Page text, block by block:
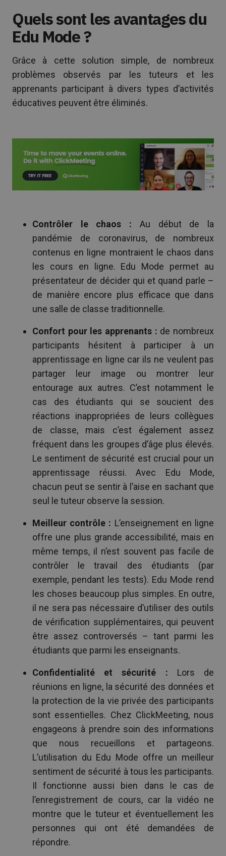
Quels sont les avantages du
Edu Mode ?
Grâce à cette solution simple, de nombreux
problèmes observés par les tuteurs et les
apprenants participant à divers types d’activités
éducatives peuvent être éliminés.
Contrôler le chaos : Au début de la
pandémie de coronavirus, de nombreux
contenus en ligne montraient le chaos dans
les cours en ligne. Edu Mode permet au
présentateur de décider qui et quand parle –
de manière encore plus efficace que dans
une salle de classe traditionnelle.
Confort pour les apprenants : de nombreux
participants hésitent à participer à un
apprentissage en ligne car ils ne veulent pas
partager leur image ou montrer leur
entourage aux autres. C’est notamment le
cas des étudiants qui se soucient des
réactions inappropriées de leurs collègues
de classe, mais c’est également assez
fréquent dans les groupes d’âge plus élevés.
Le sentiment de sécurité est crucial pour un
apprentissage réussi. Avec Edu Mode,
chacun peut se sentir à l’aise en sachant que
seul le tuteur observe la session.
Meilleur contrôle : L’enseignement en ligne
offre une plus grande accessibilité, mais en
même temps, il n’est souvent pas facile de
contrôler le travail des étudiants (par
exemple, pendant les tests). Edu Mode rend
les choses beaucoup plus simples. En outre,
il ne sera pas nécessaire d’utiliser des outils
de vérification supplémentaires, qui peuvent
être assez controversés – tant parmi les
étudiants que parmi les enseignants.
Confidentialité et sécurité : Lors de
réunions en ligne, la sécurité des données et
la protection de la vie privée des participants
sont essentielles. Chez ClickMeeting, nous
engageons à prendre soin des informations
que nous recueillons et partageons.
L’utilisation du Edu Mode offre un meilleur
sentiment de sécurité à tous les participants.
Il fonctionne aussi bien dans le cas de
l’enregistrement de cours, car la vidéo ne
montre que le tuteur et éventuellement les
personnes qui ont été demandées de
répondre.